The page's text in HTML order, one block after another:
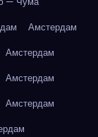
Амстердам
Амстердам
Амстердам
Амстердам